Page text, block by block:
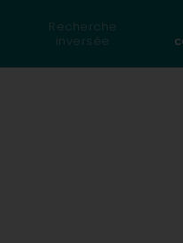
Recherche
inversée